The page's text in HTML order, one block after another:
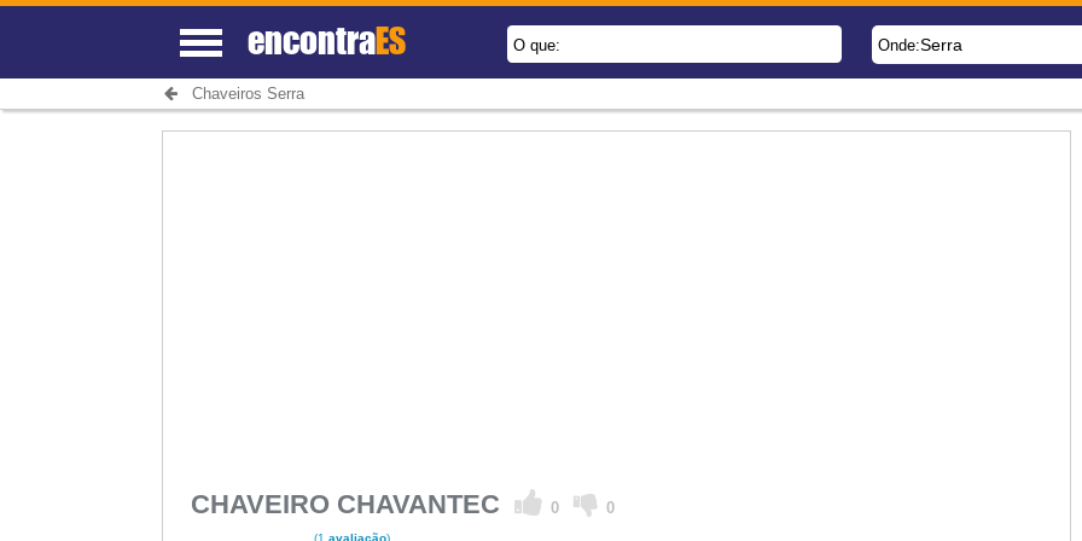
encontraES O que: Onde:Serra
Chaveiros Serra
CHAVEIRO CHAVANTEC 0 0
(1 avaliação)